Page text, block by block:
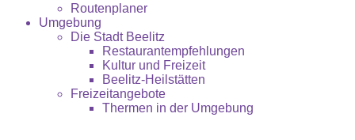
Routenplaner
Umgebung
Die Stadt Beelitz
Restaurantempfehlungen
Kultur und Freizeit
Beelitz-Heilstätten
Freizeitangebote
Thermen in der Umgebung